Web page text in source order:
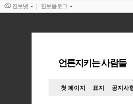
언론지키는 사람들
첫 페이지 표지 공지사
진보넷 진보블로그